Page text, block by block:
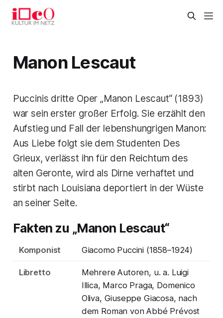
Manon Lescaut
Puccinis dritte Oper „Manon Lescaut“ (1893)
war sein erster großer Erfolg. Sie erzählt den
Aufstieg und Fall der lebenshungrigen Manon:
Aus Liebe folgt sie dem Studenten Des
Grieux, verlässt ihn für den Reichtum des
alten Geronte, wird als Dirne verhaftet und
stirbt nach Louisiana deportiert in der Wüste
an seiner Seite.
Fakten zu „Manon Lescaut“
Komponist Giacomo Puccini (1858–1924)
Libretto
Mehrere Autoren, u. a. Luigi
Illica, Marco Praga, Domenico
Oliva, Giuseppe Giacosa, nach
dem Roman von Abbé Prévost